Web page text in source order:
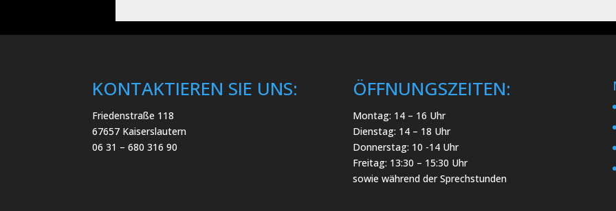
KONTAKTIEREN SIE UNS:
Friedenstraße 118
67657 Kaiserslautern
06 31 – 680 316 90
ÖFFNUNGSZEITEN:
Montag: 14 – 16 Uhr
Dienstag: 14 – 18 Uhr
Donnerstag: 10 -14 Uhr
Freitag: 13:30 – 15:30 Uhr
sowie während der Sprechstunden